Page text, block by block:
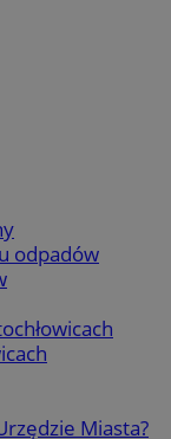
odpadów
Miasta?